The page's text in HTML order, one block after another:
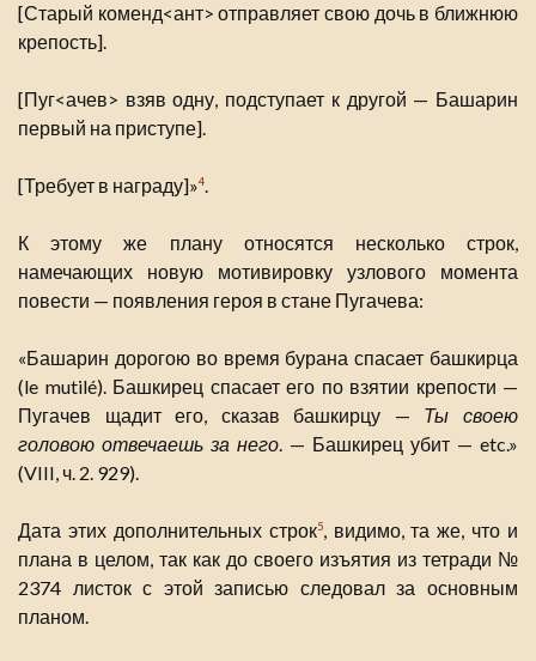
[Старый коменд<ант> отправляет свою дочь в ближнюю
крепость].
[Пуг<ачев> взяв одну, подступает к другой — Башарин
первый на приступе].
[Требует в награду]»4.
К этому же плану относятся несколько строк,
намечающих новую мотивировку узлового момента
повести — появления героя в стане Пугачева:
«Башарин дорогою во время бурана спасает башкирца
(le mutilé). Башкирец спасает его по взятии крепости —
Пугачев щадит его, сказав башкирцу — Ты своею
головою отвечаешь за него. — Башкирец убит — etc.»
(VIII, ч. 2. 929).
Дата этих дополнительных строк5, видимо, та же, что и
плана в целом, так как до своего изъятия из тетради №
2374 листок с этой записью следовал за основным
планом.